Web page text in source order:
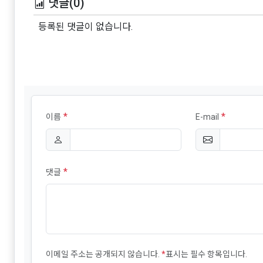
댓글(0)
등록된 댓글이 없습니다.
이름 * E-mail *
댓글 *
이메일 주소는 공개되지 않습니다. *표시는 필수 항목입니다.